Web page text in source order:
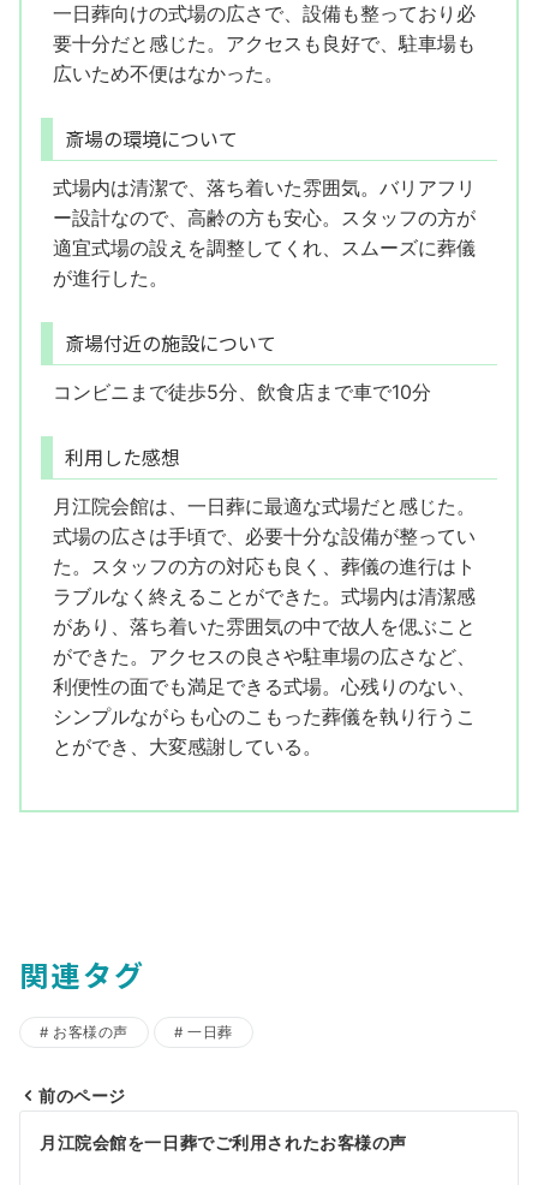
一日葬向けの式場の広さで、設備も整っており必
要十分だと感じた。アクセスも良好で、駐車場も
広いため不便はなかった。
斎場の環境について
式場内は清潔で、落ち着いた雰囲気。バリアフリ
ー設計なので、高齢の方も安心。スタッフの方が
適宜式場の設えを調整してくれ、スムーズに葬儀
が進行した。
斎場付近の施設について
コンビニまで徒歩5分、飲食店まで車で10分
利用した感想
月江院会館は、一日葬に最適な式場だと感じた。
式場の広さは手頃で、必要十分な設備が整ってい
た。スタッフの方の対応も良く、葬儀の進行はト
ラブルなく終えることができた。式場内は清潔感
があり、落ち着いた雰囲気の中で故人を偲ぶこと
ができた。アクセスの良さや駐車場の広さなど、
利便性の面でも満足できる式場。心残りのない、
シンプルながらも心のこもった葬儀を執り行うこ
とができ、大変感謝している。
関連タグ
お客様の声 一日葬
前のページ
月江院会館を一日葬でご利用されたお客様の声